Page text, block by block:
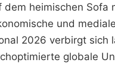
heimischen Sofa
und
2026 verbirgt sich
globale